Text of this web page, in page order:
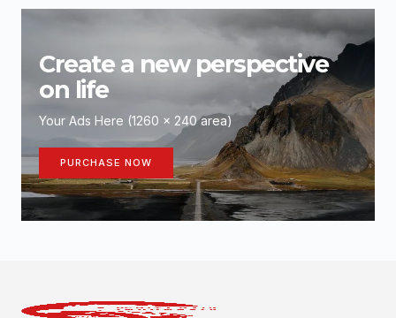
Create a new perspective
on life
Your Ads Here (1260 x 240 area)
PURCHASE NOW